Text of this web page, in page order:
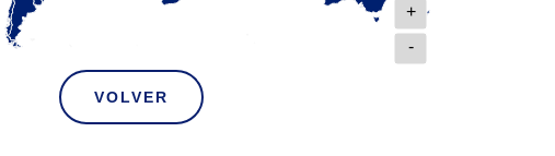
+
-
VOLVER